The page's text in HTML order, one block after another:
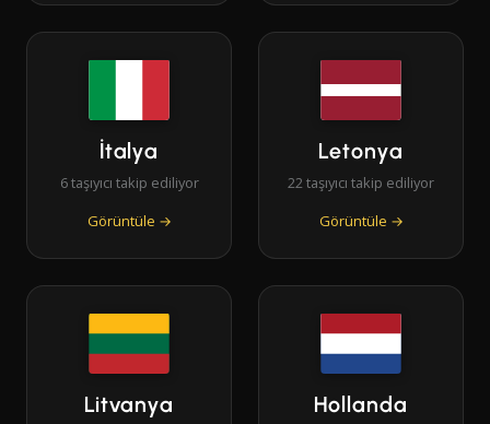
İtalya
6 taşıyıcı takip ediliyor
Görüntüle →
Letonya
22 taşıyıcı takip ediliyor
Görüntüle →
Litvanya Hollanda